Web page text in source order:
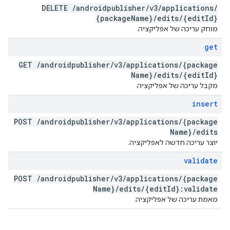
DELETE /androidpublisher/v3/applications/
{packageName}/edits/{editId}
מוחק עריכה של אפליקציה.
get
GET /androidpublisher/v3/applications/{package
Name}/edits/{editId}
מקבל עריכה של אפליקציה.
insert
POST /androidpublisher/v3/applications/{package
Name}/edits
יוצר עריכה חדשה לאפליקציה.
validate
POST /androidpublisher/v3/applications/{package
Name}/edits/{editId}:validate
מאמת עריכה של אפליקציה.